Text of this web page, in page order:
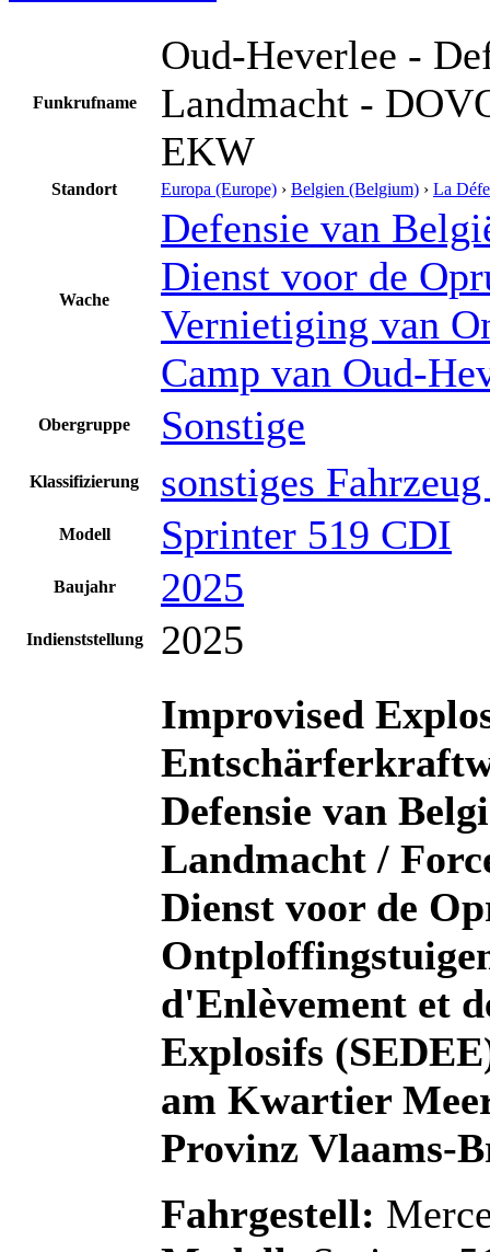
Funkrufname
Oud-Heverlee -
Landmacht -
EKW
Standort Europa (Europe) › Belgien (Belgium) › La
Wache
Defensie van
Dienst voor de
Vernietiging van
Camp van Oud-
Obergruppe Sonstige
Klassifizierung sonstiges
Modell Sprinter 519 CDI
Baujahr 2025
Indienststellung
2025
Improvised
Defensie van
Landmacht /
Dienst voor de
d'Enlèvement et
Explosifs
am Kwartier
Provinz Vlaams-
Fahrgestell: